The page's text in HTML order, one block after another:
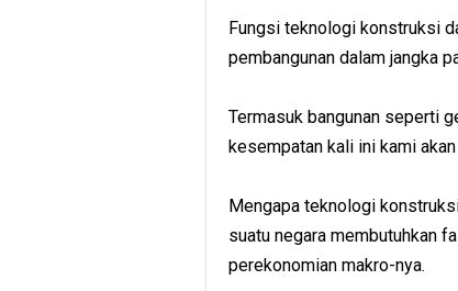
Fungsi teknologi konstruksi
pembangunan dalam jangka
Termasuk bangunan seperti
kesempatan kali ini kami
Mengapa teknologi
suatu negara membutuhkan
perekonomian makro-nya.